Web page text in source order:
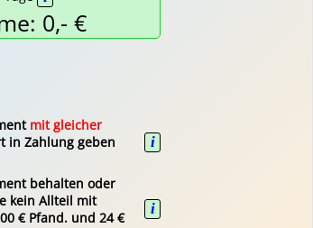
0,- €
mit gleicher
in Zahlung geben
i
behalten oder
kein Allteil mit
€ Pfand. und 24 €
i